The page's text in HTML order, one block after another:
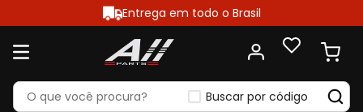
Entrega em todo o Brasil
Buscar por código